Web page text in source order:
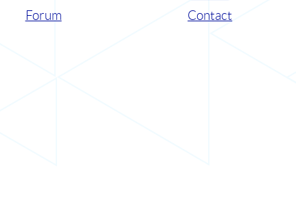
Forum Contact